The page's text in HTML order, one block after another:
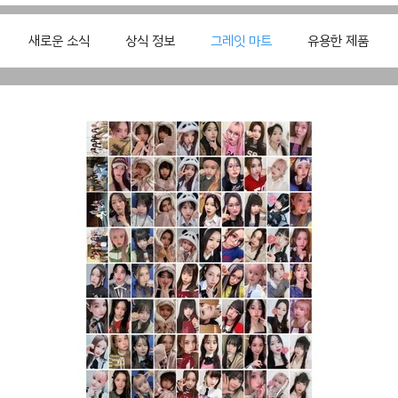
새로운 소식 상식 정보 그레잇 마트 유용한 제품